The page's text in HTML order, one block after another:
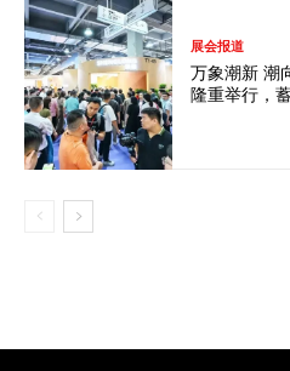
展会报道
万象潮新 潮
隆重举行，